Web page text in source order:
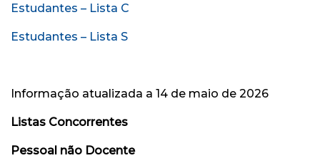
Estudantes – Lista C
Estudantes – Lista S
Informação atualizada a 14 de maio de 2026
Listas Concorrentes
Pessoal não Docente